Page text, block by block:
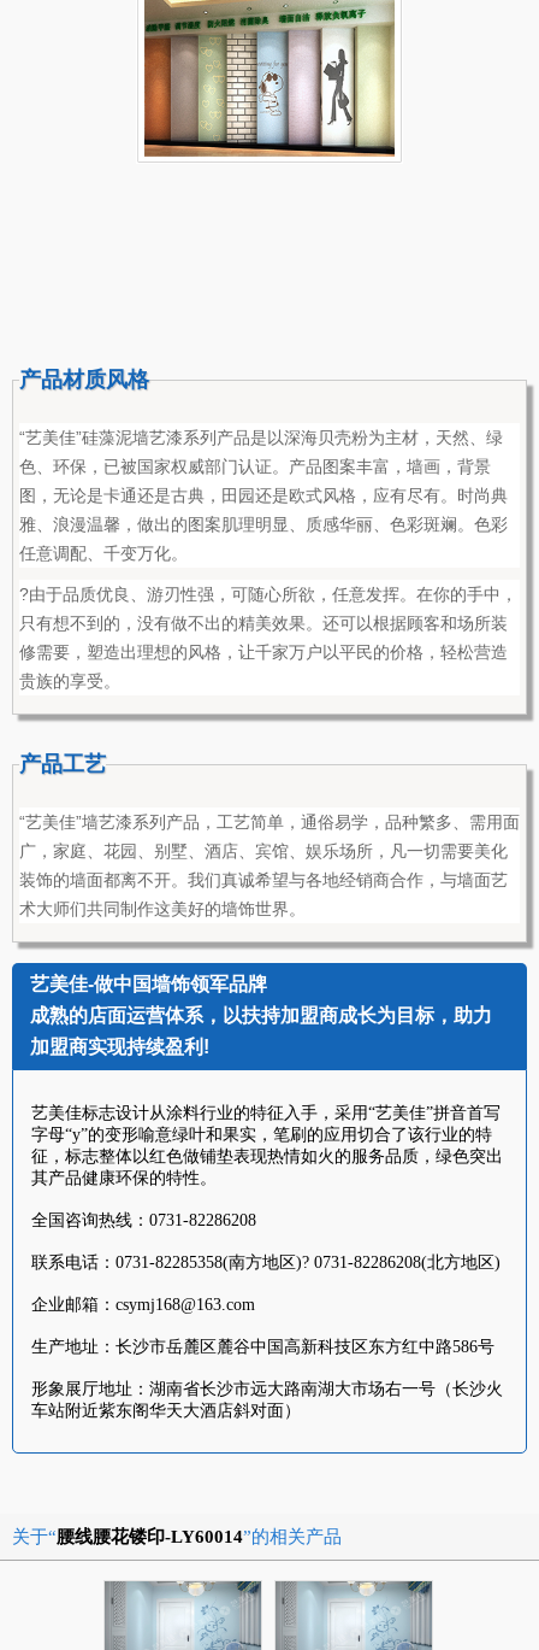
产品材质风格
“艺美佳”硅藻泥墙艺漆系列产品是以深海贝壳粉为主材，天然、绿
色、环保，已被国家权威部门认证。产品图案丰富，墙画，背景
图，无论是卡通还是古典，田园还是欧式风格，应有尽有。时尚典
雅、浪漫温馨，做出的图案肌理明显、质感华丽、色彩斑斓。色彩
任意调配、千变万化。
?由于品质优良、游刃性强，可随心所欲，任意发挥。在你的手中，
只有想不到的，没有做不出的精美效果。还可以根据顾客和场所装
修需要，塑造出理想的风格，让千家万户以平民的价格，轻松营造
贵族的享受。
产品工艺
“艺美佳”墙艺漆系列产品，工艺简单，通俗易学，品种繁多、需用面
广，家庭、花园、别墅、酒店、宾馆、娱乐场所，凡一切需要美化
装饰的墙面都离不开。我们真诚希望与各地经销商合作，与墙面艺
术大师们共同制作这美好的墙饰世界。
艺美佳-做中国墙饰领军品牌
成熟的店面运营体系，以扶持加盟商成长为目标，助力
加盟商实现持续盈利!
艺美佳标志设计从涂料行业的特征入手，采用“艺美佳”拼音首写
字母“y”的变形喻意绿叶和果实，笔刷的应用切合了该行业的特
征，标志整体以红色做铺垫表现热情如火的服务品质，绿色突出
其产品健康环保的特性。
全国咨询热线：0731-82286208
联系电话：0731-82285358(南方地区)? 0731-82286208(北方地区)
企业邮箱：csymj168@163.com
生产地址：长沙市岳麓区麓谷中国高新科技区东方红中路586号
形象展厅地址：湖南省长沙市远大路南湖大市场右一号（长沙火
车站附近紫东阁华天大酒店斜对面）
关于“腰线腰花镂印-LY60014”的相关产品